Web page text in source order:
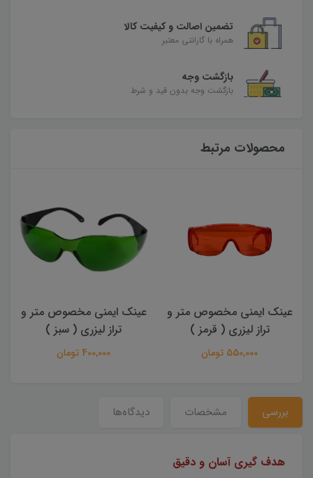
تضمین اصالت و کیفیت کالا
همراه با گارانتی معتبر
بازگشت وجه
بازگشت وجه بدون قید و شرط
محصولات مرتبط
عینک ایمنی مخصوص متر و
تراز لیزری ( سبز )
400,000 تومان
متر لیزری سندوی SNDWAY
SW-150GQ (دوربین دار)
بررسی مشخصات دیدگاه‌ها
هدف گیری آسان و دقیق